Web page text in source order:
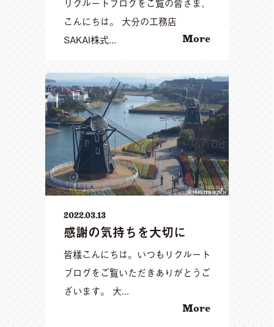
こんにちは。 大分の工務店
SAKAI株式...
More
2022.03.13
感謝の気持ちを大切に
皆様こんにちは。いつもリクルート
ブログをご覧いただきありがとうご
ざいます。 大...
More